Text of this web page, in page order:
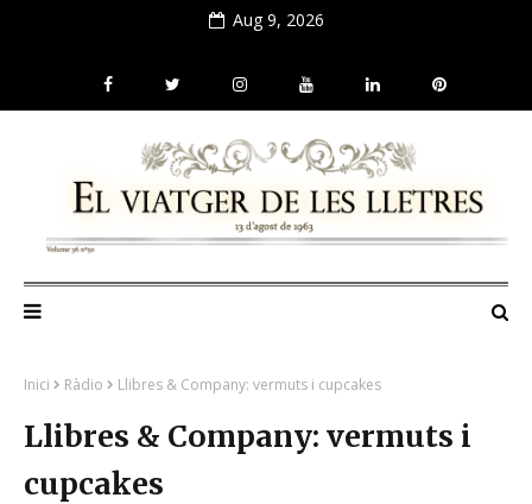
Aug 9, 2026
Inici Ràdio Llibres & Company: vermuts i cupcakes
Llibres & Company: vermuts i
cupcakes